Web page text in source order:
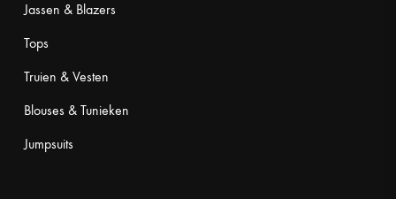
Jassen & Blazers
Tops
Truien & Vesten
Blouses & Tunieken
Jumpsuits